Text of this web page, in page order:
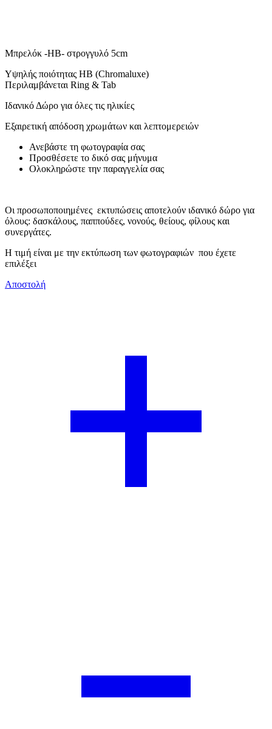
Μπρελόκ -HB- στρογγυλό 5cm
Υψηλής ποιότητας HB (Chromaluxe)
Περιλαμβάνεται Ring & Tab
Ιδανικό Δώρο για όλες τις ηλικίες
Εξαιρετική απόδοση χρωμάτων και λεπτομερειών
Ανεβάστε τη φωτογραφία σας
Προσθέσετε το δικό σας μήνυμα
Ολοκληρώστε την παραγγελία σας
Οι προσωποποιημένες εκτυπώσεις αποτελούν ιδανικό δώρο για
όλους: δασκάλους, παππούδες, νονούς, θείους, φίλους και
συνεργάτες.
Η τιμή είναι με την εκτύπωση των φωτογραφιών που έχετε
επιλέξει
Αποστολή